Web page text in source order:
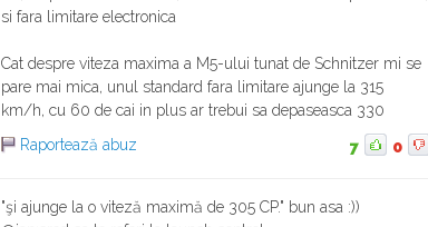
si fara limitare electronica
Cat despre viteza maxima a M5-ului tunat de Schnitzer mi se
pare mai mica, unul standard fara limitare ajunge la 315
km/h, cu 60 de cai in plus ar trebui sa depaseasca 330
Raportează abuz
7 0
"şi ajunge la o viteză maximă de 305 CP." bun asa :))